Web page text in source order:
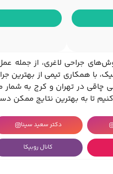
جراحی لاغری، از
با همکاری تیمی از بهترین
چاقی در تهران و کرج به شمار
تا به بهترین نتایج ممکن
دکتر سعید سینا
کانال روبیکا